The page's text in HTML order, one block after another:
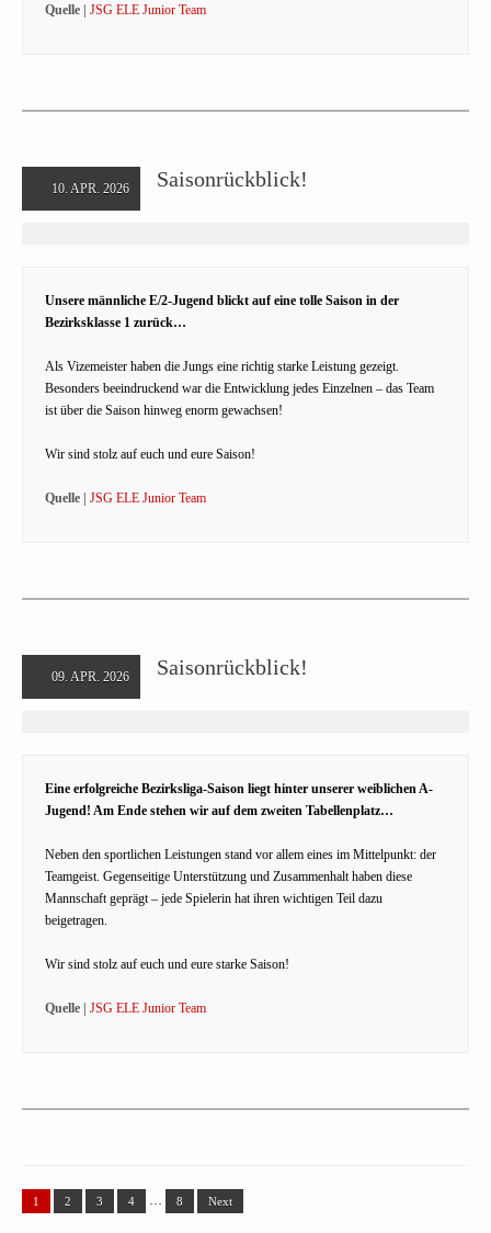
Quelle | JSG ELE Junior Team
10. APR. 2026 Saisonrückblick!
Unsere männliche E/2-Jugend blickt auf eine tolle Saison in der
Bezirksklasse 1 zurück…
Als Vizemeister haben die Jungs eine richtig starke Leistung gezeigt.
Besonders beeindruckend war die Entwicklung jedes Einzelnen – das Team
ist über die Saison hinweg enorm gewachsen!
Wir sind stolz auf euch und eure Saison!
Quelle | JSG ELE Junior Team
09. APR. 2026 Saisonrückblick!
Eine erfolgreiche Bezirksliga-Saison liegt hinter unserer weiblichen A-
Jugend! Am Ende stehen wir auf dem zweiten Tabellenplatz…
Neben den sportlichen Leistungen stand vor allem eines im Mittelpunkt: der
Teamgeist. Gegenseitige Unterstützung und Zusammenhalt haben diese
Mannschaft geprägt – jede Spielerin hat ihren wichtigen Teil dazu
beigetragen.
Wir sind stolz auf euch und eure starke Saison!
Quelle | JSG ELE Junior Team
1 2 3 4 8 Next